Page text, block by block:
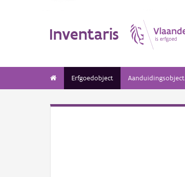
Inventaris
Erfgoedobject Aanduidingsobject